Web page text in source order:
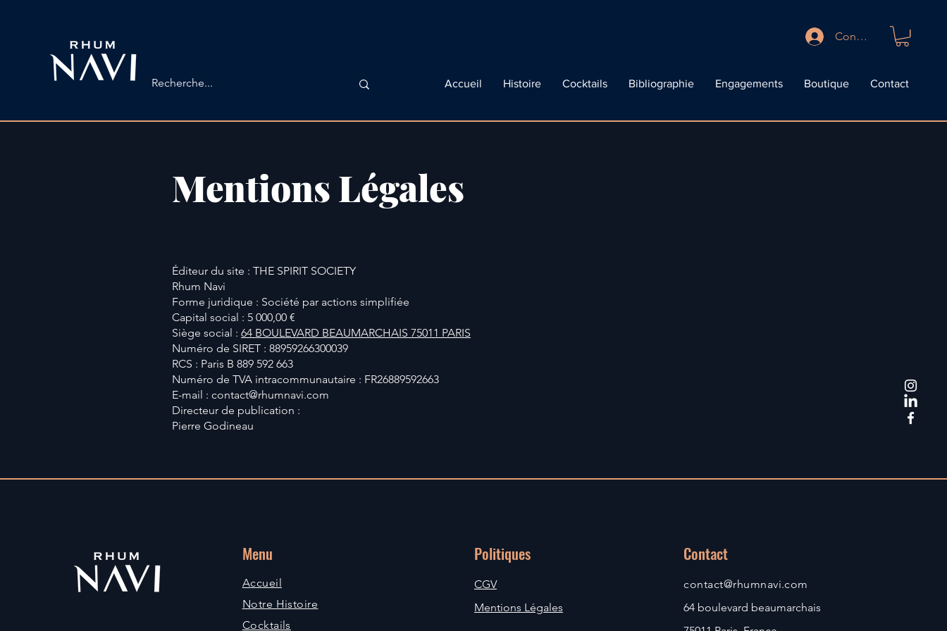
Connexion
Accueil Histoire Cocktails Bibliographie Engagements Boutique Contact
Mentions Légales
Éditeur du site : THE SPIRIT SOCIETY
Rhum Navi
Forme juridique : Société par actions simplifiée
Capital social : 5 000,00 €
Siège social : 64 BOULEVARD BEAUMARCHAIS 75011 PARIS
Numéro de SIRET : 88959266300039
RCS : Paris B 889 592 663
Numéro de TVA intracommunautaire : FR26889592663
E-mail : contact@rhumnavi.com
Directeur de publication :
Pierre Godineau
Menu
Accueil
Notre Histoire
Cocktails
Politiques
CGV
Mentions Légales
Contact
contact@rhumnavi.com
64 boulevard beaumarchais